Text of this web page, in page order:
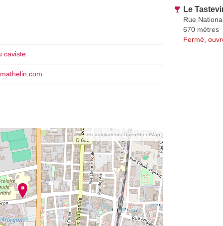
caviste
© contributeurs OpenStreetMap
Le
Rue
670 mètres
Fermé,